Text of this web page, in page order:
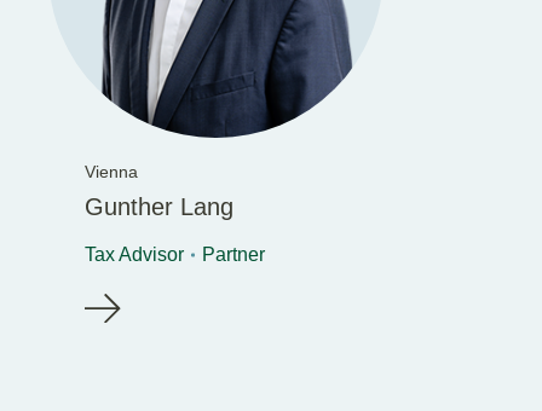
Vienna
Gunther Lang
Tax Advisor Partner